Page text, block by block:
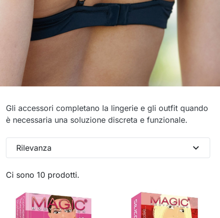
Accessori
Gli accessori completano la lingerie e gli outfit quando
è necessaria una soluzione discreta e funzionale.
Ci sono 10 prodotti.
Rilevanza expand_more